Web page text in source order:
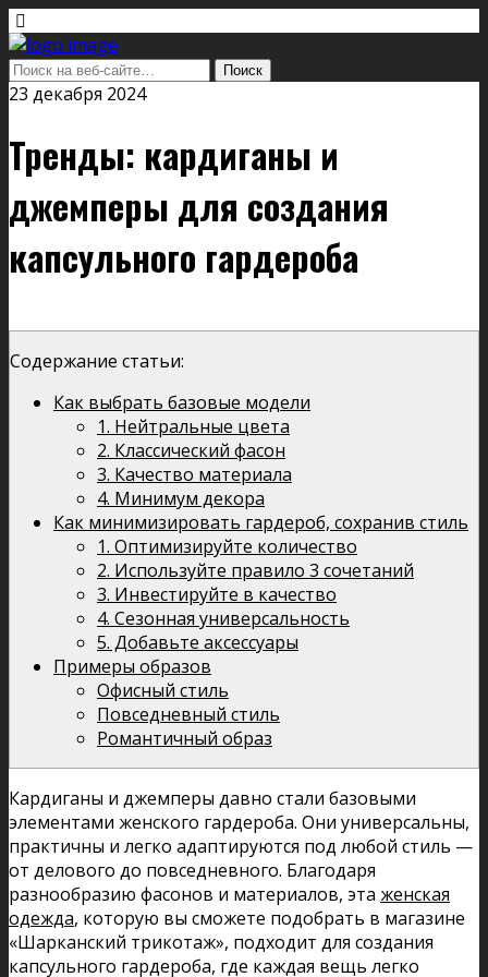
23 декабря 2024
Тренды: кардиганы и
джемперы для создания
капсульного гардероба
Содержание статьи:
Как выбрать базовые модели
1. Нейтральные цвета
2. Классический фасон
3. Качество материала
4. Минимум декора
Как минимизировать гардероб, сохранив стиль
1. Оптимизируйте количество
2. Используйте правило 3 сочетаний
3. Инвестируйте в качество
4. Сезонная универсальность
5. Добавьте аксессуары
Примеры образов
Офисный стиль
Повседневный стиль
Романтичный образ
Кардиганы и джемперы давно стали базовыми
элементами женского гардероба. Они универсальны,
практичны и легко адаптируются под любой стиль —
от делового до повседневного. Благодаря
разнообразию фасонов и материалов, эта женская
одежда, которую вы сможете подобрать в магазине
«Шарканcкий трикотаж», подходит для создания
капсульного гардероба, где каждая вещь легко